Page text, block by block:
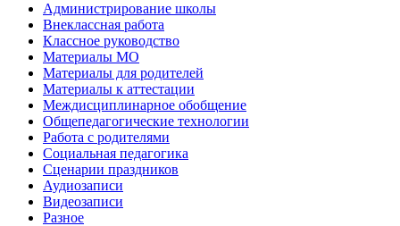
Администрирование школы
Внеклассная работа
Классное руководство
Материалы МО
Материалы для родителей
Материалы к аттестации
Междисциплинарное обобщение
Общепедагогические технологии
Работа с родителями
Социальная педагогика
Сценарии праздников
Аудиозаписи
Видеозаписи
Разное